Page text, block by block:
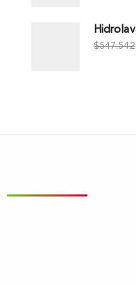
$547.542